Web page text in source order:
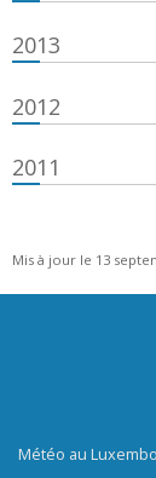
2013
2012
2011
Mis à jour le 13
Météo au